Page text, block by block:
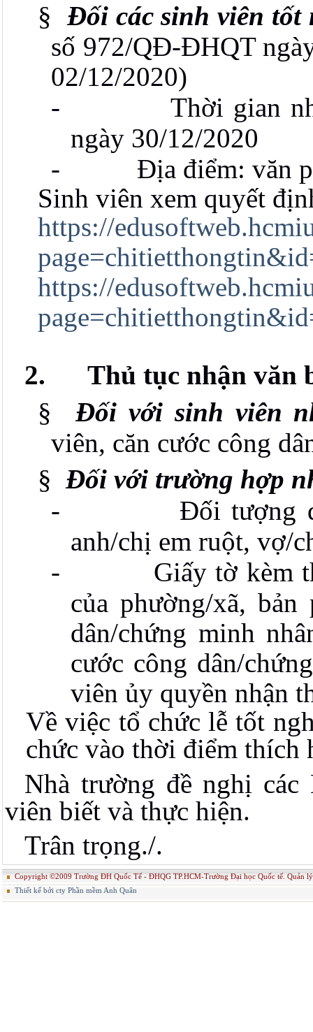
§ Đối các sinh viên tốt
số 972/QĐ-ĐHQT
02/12/2020)
-
Thời gian
ngày 30/12/2020
-
Địa điểm: văn
Sinh viên xem quyết
https://
https://
2.
Thủ tục nhận văn
§
Đối với sinh viên
viên, căn cước công
§ Đối với trường hợp
-
Đối tượng
anh/chị em ruột, vợ/
-
Giấy tờ kèm
của phường/xã,
dân/chứng minh
cước công dân/
viên ủy quyền nhận
Về việc tổ chức lễ tốt
chức vào thời điểm thích
Nhà trường đề nghị
viên biết và thực hiện.
Trân trọng./.
Copyright ©2009 Trường ĐH Quốc Tế - ĐHQG TP.HCM-Trường Đại học Quốc tế. Quản
Thiết kế bởi cty Phần mềm Anh Quân